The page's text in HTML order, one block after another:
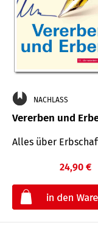
NACHLASS
Vererben und
Alles über
24,90 €